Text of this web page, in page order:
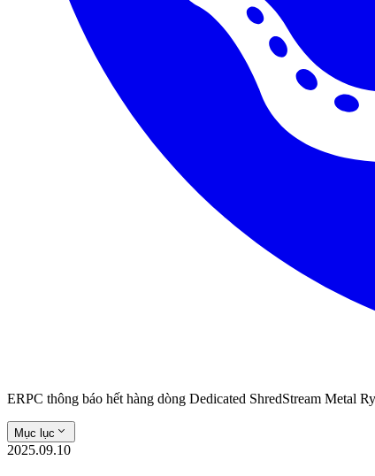
ERPC thông báo hết hàng dòng Dedicated ShredStream Metal
Mục lục
2025.09.10